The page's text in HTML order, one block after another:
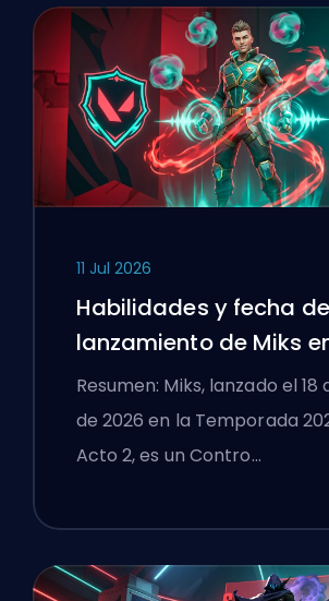
11 Jul 2026
Habilidades y fecha de
lanzamiento de Miks
VALORANT explicadas
Resumen: Miks, lanzado el 18
de 2026 en la Temporada
Acto 2, es un Contro…